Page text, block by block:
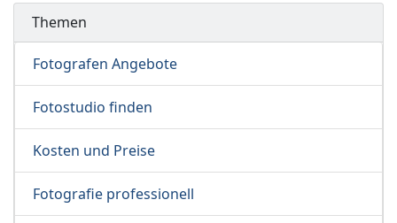
Themen
Fotografen Angebote
Fotostudio finden
Kosten und Preise
Fotografie professionell